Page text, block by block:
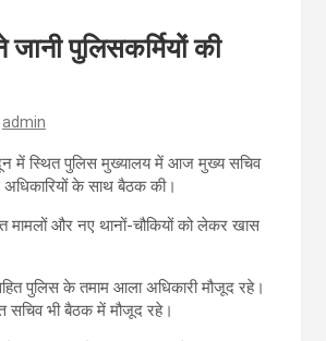
पुलिसकर्मियों की
admin
में स्थित पुलिस मुख्यालय में आज मुख्य सचिव
के साथ बैठक की।
मामलों और नए थानों-चौकियों को लेकर खास
पुलिस के तमाम आला अधिकारी मौजूद रहे।
सचिव भी बैठक में मौजूद रहे।